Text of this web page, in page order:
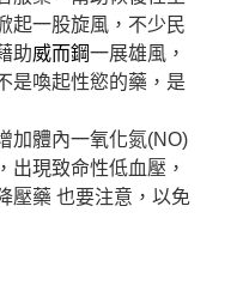
起一股旋風，不少民
助威而鋼一展雄風，
是喚起性慾的藥，是
加體內一氧化氮(NO)
出現致命性低血壓，
壓藥 也要注意，以免